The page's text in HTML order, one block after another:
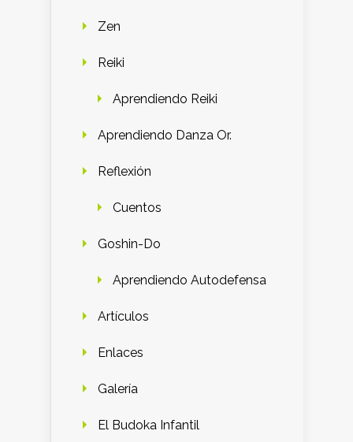
Zen
Reiki
Aprendiendo Reiki
Aprendiendo Danza Or.
Reflexión
Cuentos
Goshin-Do
Aprendiendo Autodefensa
Artículos
Enlaces
Galería
El Budoka Infantil